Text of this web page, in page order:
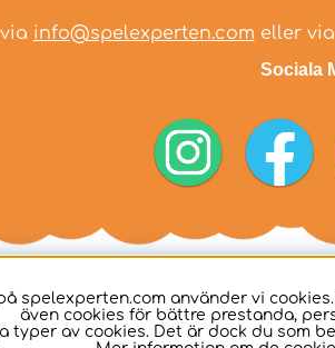
info@spelexperten.com eller
Sociala
spelexperten.com använder vi
även cookies för bättre prestanda,
av cookies. Det är dock du som